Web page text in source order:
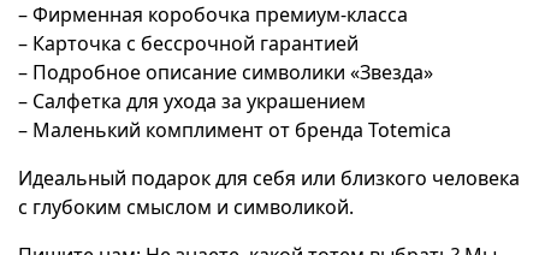
– Фирменная коробочка премиум-класса
– Карточка с бессрочной гарантией
– Подробное описание символики «Звезда»
– Салфетка для ухода за украшением
– Маленький комплимент от бренда Totemica
Идеальный подарок для себя или близкого человека
с глубоким смыслом и символикой.